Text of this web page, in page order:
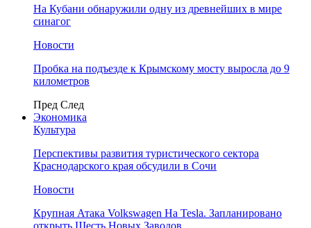
На Кубани обнаружили одну из древнейших в мире
синагог
Новости
Пробка на подъезде к Крымскому мосту выросла до 9
километров
Пред След
Экономика
Культура
Перспективы развития туристического сектора
Краснодарского края обсудили в Сочи
Новости
Крупная Атака Volkswagen На Tesla. Запланировано
открыть Шесть Новых Заводов